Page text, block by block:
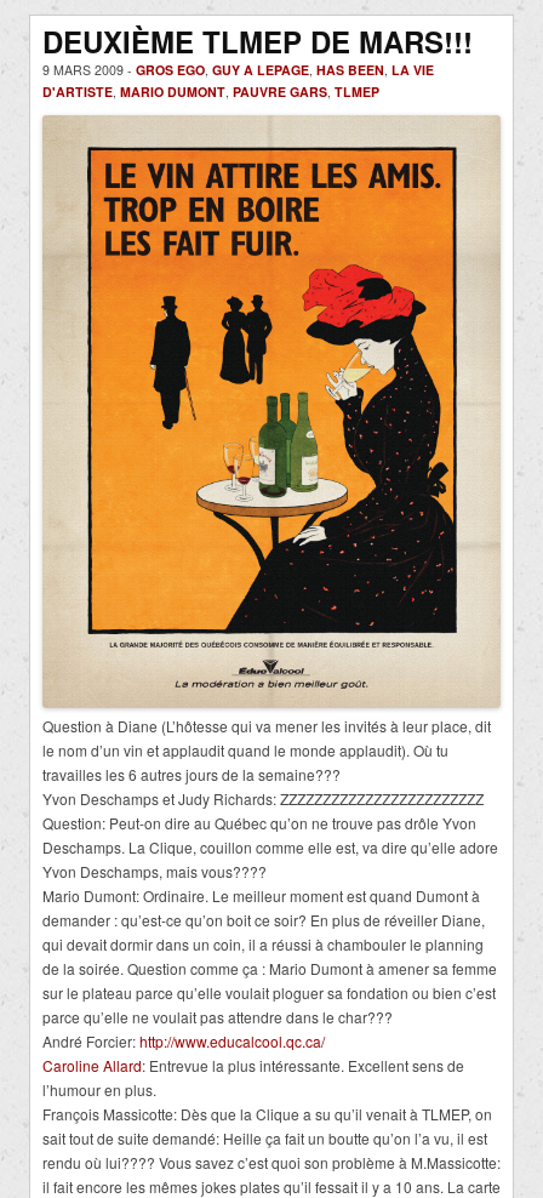
DEUXIÈME TLMEP DE MARS!!!
9 MARS 2009 - GROS EGO GUY A LEPAGE HAS BEEN LA VIE
D'ARTISTE MARIO DUMONT PAUVRE GARS TLMEP
Question à Diane (L’hôtesse qui va mener les invités à leur place, dit
le nom d’un vin et applaudit quand le monde applaudit). Où tu
travailles les 6 autres jours de la semaine???
Yvon Deschamps et Judy Richards: ZZZZZZZZZZZZZZZZZZZZZZZZ
Question: Peut-on dire au Québec qu’on ne trouve pas drôle Yvon
Deschamps. La Clique, couillon comme elle est, va dire qu’elle adore
Yvon Deschamps, mais vous????
Mario Dumont: Ordinaire. Le meilleur moment est quand Dumont à
demander : qu’est-ce qu’on boit ce soir? En plus de réveiller Diane,
qui devait dormir dans un coin, il a réussi à chambouler le planning
de la soirée. Question comme ça : Mario Dumont à amener sa femme
sur le plateau parce qu’elle voulait ploguer sa fondation ou bien c’est
parce qu’elle ne voulait pas attendre dans le char???
André Forcier:http://www.educalcool.qc.ca/
Caroline Allard: Entrevue la plus intéressante. Excellent sens de
l’humour en plus.
François Massicotte: Dès que la Clique a su qu’il venait à TLMEP, on
sait tout de suite demandé: Heille ça fait un boutte qu’on l’a vu, il est
rendu où lui???? Vous savez c’est quoi son problème à M.Massicotte:
il fait encore les mêmes jokes plates qu’il fessait il y a 10 ans. La carte